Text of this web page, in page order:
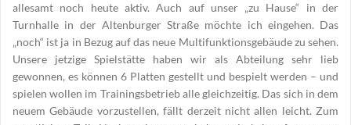
allesamt noch heute aktiv. Auch auf unser „zu Hause“ in der
Turnhalle in der Altenburger Straße möchte ich eingehen. Das
„noch“ ist ja in Bezug auf das neue Multifunktionsgebäude zu sehen.
Unsere jetzige Spielstätte haben wir als Abteilung sehr lieb
gewonnen, es können 6 Platten gestellt und bespielt werden – und
spielen wollen im Trainingsbetrieb alle gleichzeitig. Das sich in dem
neuem Gebäude vorzustellen, fällt derzeit nicht allen leicht. Zum